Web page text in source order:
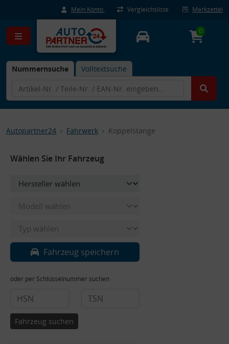
Mein Konto Vergleichsliste Merkzettel
Nummernsuche Volltextsuche
0
Autopartner24 Fahrwerk Koppelstange
Wählen Sie Ihr Fahrzeug
Fahrzeug speichern
oder per Schlüsselnummer suchen
Fahrzeug suchen